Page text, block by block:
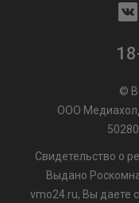
©
ООО
Свидетельство о
Выдано
vmo24.ru, Вы даете